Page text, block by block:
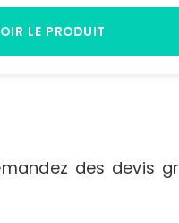
1972 x L. 1090 x P. 400
LE PRODUIT
des devis